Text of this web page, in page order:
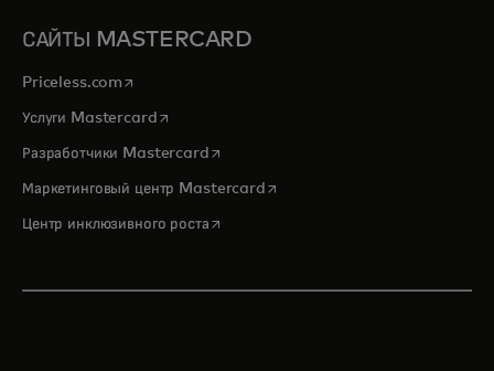
САЙТЫ MASTERCARD
Priceless.com opens in a new tab
Услуги Mastercardopens in a new tab
Разработчики Mastercardopens in a new tab
Маркетинговый центр Mastercardopens in a new tab
Центр инклюзивного ростаopens in a new tab